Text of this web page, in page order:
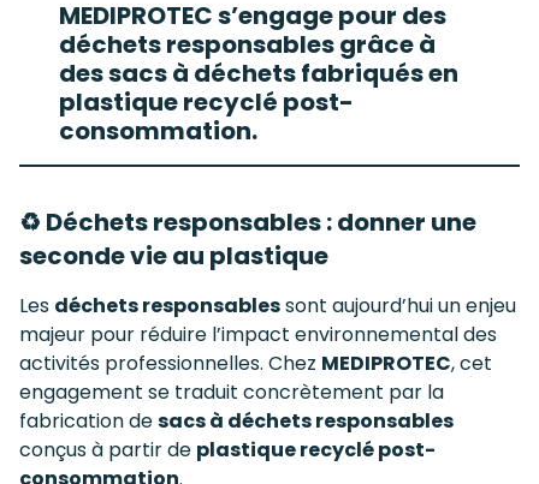
MEDIPROTEC s’engage pour des
déchets responsables grâce à
des sacs à déchets fabriqués en
plastique recyclé post-
consommation.
♻️ Déchets responsables : donner une
seconde vie au plastique
Les déchets responsablessont aujourd’hui un enjeu
majeur pour réduire l’impact environnemental des
activités professionnelles. Chez MEDIPROTEC, cet
engagement se traduit concrètement par la
fabrication desacs à déchets responsables
conçus à partir de plastique recyclé post-